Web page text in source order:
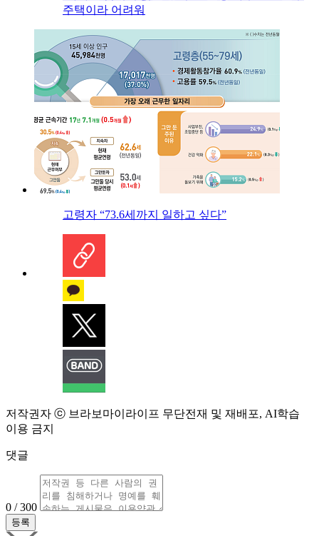
주택이라 어려워
고령자 “73.6세까지 일하고 싶다”
저작권자 ⓒ 브라보마이라이프 무단전재 및 재배포, AI학습
이용 금지
댓글
0 / 300